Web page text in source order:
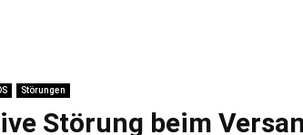
Störungen
Störung beim